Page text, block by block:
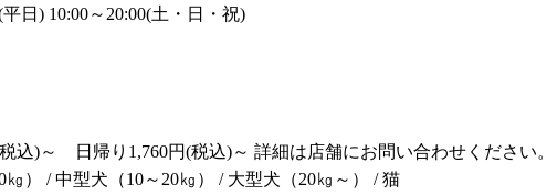
平日) 10:00～20:00(土・日・祝)
込)～ 日帰り1,760円(税込)～ 詳細は店舗にお問い合わせください。
㎏） / 中型犬（10～20㎏） / 大型犬（20㎏～） / 猫